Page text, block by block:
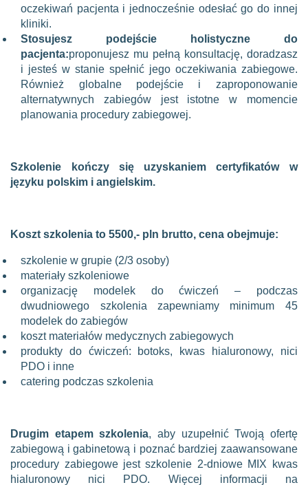
oczekiwań pacjenta i jednocześnie odesłać go do innej
kliniki.
Stosujesz podejście holistyczne do
pacjenta:proponujesz mu pełną konsultację, doradzasz
i jesteś w stanie spełnić jego oczekiwania zabiegowe.
Również globalne podejście i zaproponowanie
alternatywnych zabiegów jest istotne w momencie
planowania procedury zabiegowej.
Szkolenie kończy się uzyskaniem certyfikatów w
języku polskim i angielskim.
Koszt szkolenia to 5500,- pln brutto, cena obejmuje:
szkolenie w grupie (2/3 osoby)
materiały szkoleniowe
organizację modelek do ćwiczeń – podczas
dwudniowego szkolenia zapewniamy minimum 45
modelek do zabiegów
koszt materiałów medycznych zabiegowych
produkty do ćwiczeń: botoks, kwas hialuronowy, nici
PDO i inne
catering podczas szkolenia
Drugim etapem szkolenia, aby uzupełnić Twoją ofertę
zabiegową i gabinetową i poznać bardziej zaawansowane
procedury zabiegowe jest szkolenie 2-dniowe MIX kwas
hialuronowy nici PDO. Więcej informacji na